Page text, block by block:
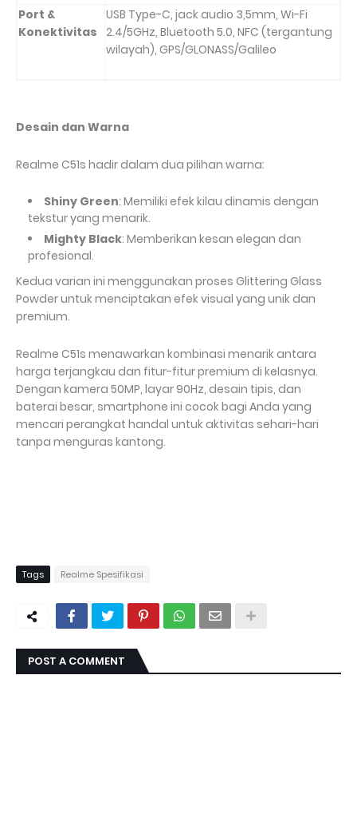
Port &
Konektivitas
USB Type-C, jack audio 3,5mm, Wi-Fi
2.4/5GHz, Bluetooth 5.0, NFC (tergantung
wilayah), GPS/GLONASS/Galileo
Desain dan Warna
Realme C51s hadir dalam dua pilihan warna:
Shiny Green: Memiliki efek kilau dinamis dengan
tekstur yang menarik.
Mighty Black: Memberikan kesan elegan dan
profesional.
Kedua varian ini menggunakan proses Glittering Glass
Powder untuk menciptakan efek visual yang unik dan
premium.
Realme C51s menawarkan kombinasi menarik antara
harga terjangkau dan fitur-fitur premium di kelasnya.
Dengan kamera 50MP, layar 90Hz, desain tipis, dan
baterai besar, smartphone ini cocok bagi Anda yang
mencari perangkat handal untuk aktivitas sehari-hari
tanpa menguras kantong.
Tags Realme Spesifikasi
POST A COMMENT